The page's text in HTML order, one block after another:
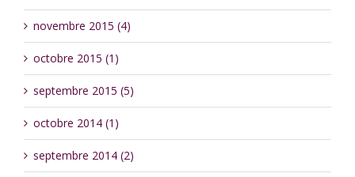
novembre 2015 (4)
octobre 2015 (1)
septembre 2015 (5)
octobre 2014 (1)
septembre 2014 (2)